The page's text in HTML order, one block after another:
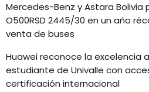
Mercedes-Benz y Astara Bolivia
O500RSD 2445/30 en un año
venta de buses
Huawei reconoce la excelencia
estudiante de Univalle con
certificación internacional